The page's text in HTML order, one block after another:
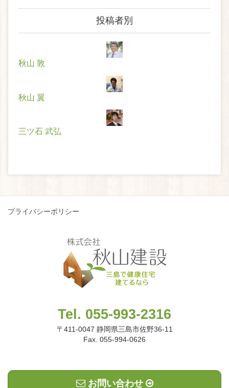
投稿者別
秋山 敦
秋山 翼
三ツ石 武弘
プライバシーポリシー
Tel. 055-993-2316
〒411-0047 静岡県三島市佐野36-11
Fax. 055-994-0626
お問い合わせ